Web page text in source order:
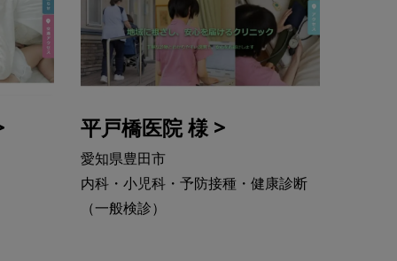
平戸橋医院 様 >
愛知県豊田市
内科・小児科・予防接種・健康診断
（一般検診）